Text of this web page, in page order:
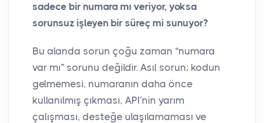
sadece bir numara mı veriyor, yoksa
sorunsuz işleyen bir süreç mi sunuyor?
Bu alanda sorun çoğu zaman “numara
var mı” sorunu değildir. Asıl sorun; kodun
gelmemesi, numaranın daha önce
kullanılmış çıkması, API’nin yarım
çalışması, desteğe ulaşılamaması ve